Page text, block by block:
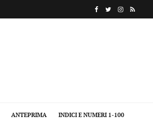
ANTEPRIMA INDICI E NUMERI 1-100